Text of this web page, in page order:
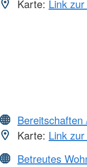
Karte: Link
Karte: Link
Betreutes